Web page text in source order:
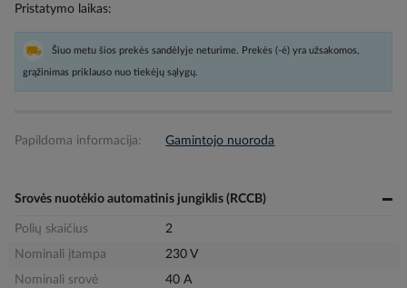
Pristatymo laikas
Šiuo metu šios prekės sandėlyje neturime. Prekės (-ė) yra užsakomos,
grąžinimas priklauso nuo tiekėjų sąlygų.
Papildoma informacija: Gamintojo nuoroda
Srovės nuotėkio automatinis jungiklis (RCCB)
Polių skaičius
2
Nominali įtampa
230 V
Nominali srovė
40 A